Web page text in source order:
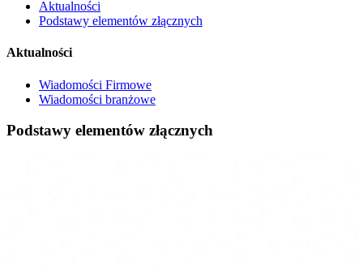
Aktualności
Podstawy elementów złącznych
Aktualności
Wiadomości Firmowe
Wiadomości branżowe
Podstawy elementów złącznych